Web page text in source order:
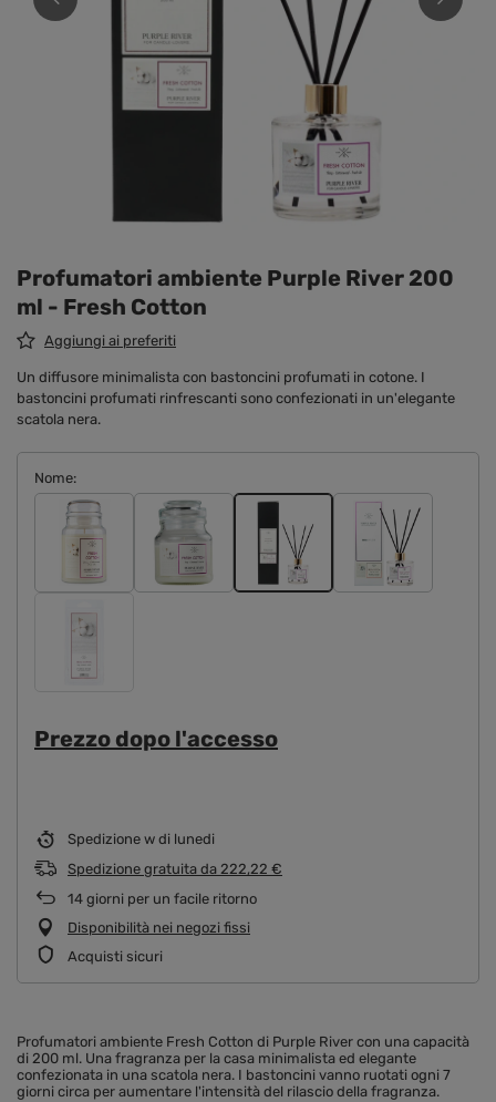
Profumatori ambiente Purple River 200
ml - Fresh Cotton
Aggiungi ai preferiti
Un diffusore minimalista con bastoncini profumati in cotone. I
bastoncini profumati rinfrescanti sono confezionati in un'elegante
scatola nera.
Nome
Prezzo dopo l'accesso
Spedizione w di lunedi
Spedizione gratuita da 222,22 €
14 giorni per un facile ritorno
Disponibilità nei negozi fissi
Acquisti sicuri
Profumatori ambiente Fresh Cotton di Purple River con una capacità
di 200 ml. Una fragranza per la casa minimalista ed elegante
confezionata in una scatola nera. I bastoncini vanno ruotati ogni 7
giorni circa per aumentare l'intensità del rilascio della fragranza.